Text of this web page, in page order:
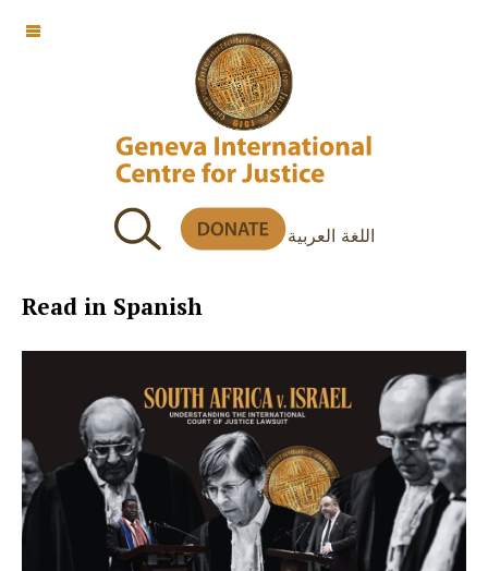
اللغة العربية
OFF CANVAS
Read in Spanish